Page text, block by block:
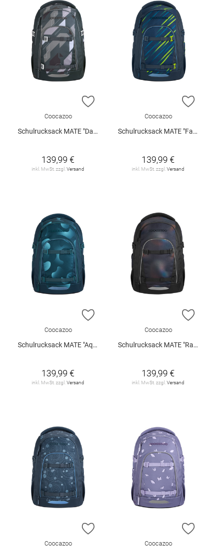
ZUR WUNSCHLISTE HINZUFÜGEN
Coocazoo
Schulrucksack MATE "Dark Race"
139,99 €
inkl. MwSt. zzgl. Versand
ZUR
Coocazoo
Schulrucksack MATE "Fast Lime"
139,99 €
inkl. MwSt. zzgl. Versand
ZUR WUNSCHLISTE HINZUFÜGEN
Coocazoo
Schulrucksack MATE "Aqua Flow"
139,99 €
inkl. MwSt. zzgl. Versand
ZUR
Coocazoo
Schulrucksack MATE "Rainbow Illusion"
139,99 €
inkl. MwSt. zzgl. Versand
ZUR WUNSCHLISTE HINZUFÜGEN
Coocazoo
ZUR
Coocazoo